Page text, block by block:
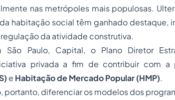
nas metrópoles mais populosas.
habitação social têm ganhado destaque,
da atividade construtiva.
São Paulo, Capital, o Plano Diretor
privada a fim de contribuir com a
e Habitação de Mercado Popular (HMP).
portanto, diferenciar os modelos dos